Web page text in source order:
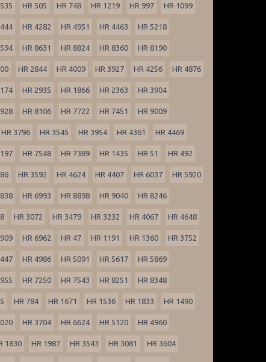
HR 505 HR 748 HR 1219 HR 997 HR 1099
HR 4282 HR 4951 HR 4463 HR 5218
HR 8631 HR 8824 HR 8360 HR 8190
HR 2844 HR 4009 HR 3927 HR 4256 HR 4876
HR 2935 HR 1866 HR 2363 HR 3904
HR 8106 HR 7722 HR 7451 HR 9009
HR 3796 HR 3545 HR 3954 HR 4361 HR 4469
HR 7548 HR 7389 HR 1435 HR 51 HR 492
HR 3592 HR 4624 HR 4407 HR 6037 HR 5920
HR 6993 HR 8898 HR 9040 HR 8246
HR 3072 HR 3479 HR 3232 HR 4067 HR 4648
HR 6962 HR 47 HR 1191 HR 1360 HR 3752
HR 4986 HR 5091 HR 5617 HR 5869
HR 7250 HR 7543 HR 8251 HR 8348
HR 784 HR 1671 HR 1536 HR 1833 HR 1490
HR 3704 HR 6624 HR 5120 HR 4960
1830 HR 1987 HR 3543 HR 3081 HR 3604